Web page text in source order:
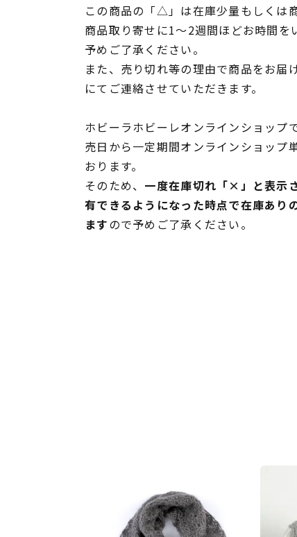
この商品の「△」は在庫少量もしくは
商品取り寄せに1～2週間ほどお時間を
予めご了承ください。
また、売り切れ等の理由で商品をお届
にてご連絡させていただきます。
ホビーラホビーレオンラインショップ
売日から一定期間オンラインショップ
おります。
そのため、 一度在庫切れ「×」と表示
有できるようになった時点で在庫あり
ますので予めご了承ください。